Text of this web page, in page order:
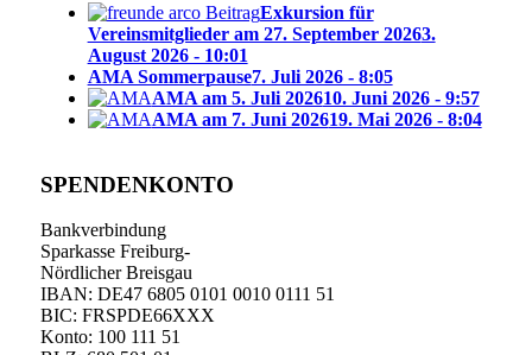
Exkursion für
Vereinsmitglieder am 27. September 20263.
August 2026 - 10:01
AMA Sommerpause7. Juli 2026 - 8:05
AMA am 5. Juli 202610. Juni 2026 - 9:57
AMA am 7. Juni 202619. Mai 2026 - 8:04
SPENDENKONTO
Bankverbindung
Sparkasse Freiburg-
Nördlicher Breisgau
IBAN: DE47 6805 0101 0010 0111 51
BIC: FRSPDE66XXX
Konto: 100 111 51